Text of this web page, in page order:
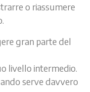
o riassumere
gran parte del
livello intermedio.
serve davvero